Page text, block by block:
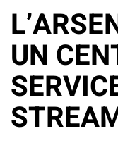
UN